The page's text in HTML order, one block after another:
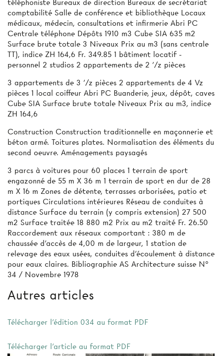
téléphoniste Bureaux de direction Bureaux de secrétariat
comptabilité Salle de conférence et bibliothèque Locaux
médicaux, médecin, consultations et infirmerie Abri PC
Centrale téléphone Dépôts 1910 m3 Cube SIA 635 m2
Surface brute totale 3 Niveaux Prix au m3 (sans centrale
TT), indice ZH 164,6 Fr. 349.85 1 bâtiment locatif -
personnel 2 studios 2 appartements de 2 ’/z pièces
3 appartements de 3 ’/z pièces 2 appartements de 4 Vz
pièces 1 local coiffeur Abri PC Buanderie, jeux, dépôt, caves
Cube SIA Surface brute totale Niveaux Prix au m3, indice
ZH 164,6
Construction Construction traditionnelle en maçonnerie et
béton armé. Toitures plates. Normalisation des éléments du
second oeuvre. Aménagements paysagés
3 parcs à voitures pour 60 places 1 terrain de sport
engazonné de 55 m X 36 m 1 terrain de sport en dur de 28
m X 16 m Zones de détente, terrasses arborisées, patio et
portiques Circulations intérieures Réseau de conduites à
distance Surface du terrain (y compris extension) 27 500
m2 Surface traitée 18 880 m2 Prix au m2 traité Fr. 26.50
Raccordement aux réseaux comportant : 380 m de
chaussée d’accès de 4,00 m de largeur, 1 station de
relevage des eaux usées, conduites d'écoulement à distance
pour eaux claires. Bibliographie AS Architecture suisse N°
34 / Novembre 1978
Autres articles
Télécharger l'édition 034 au format PDF
Télécharger l'article au format PDF